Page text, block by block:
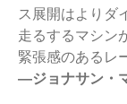
ス展開はよりダ
走るするマシン
緊張感のあるレ
―ジョナサン・